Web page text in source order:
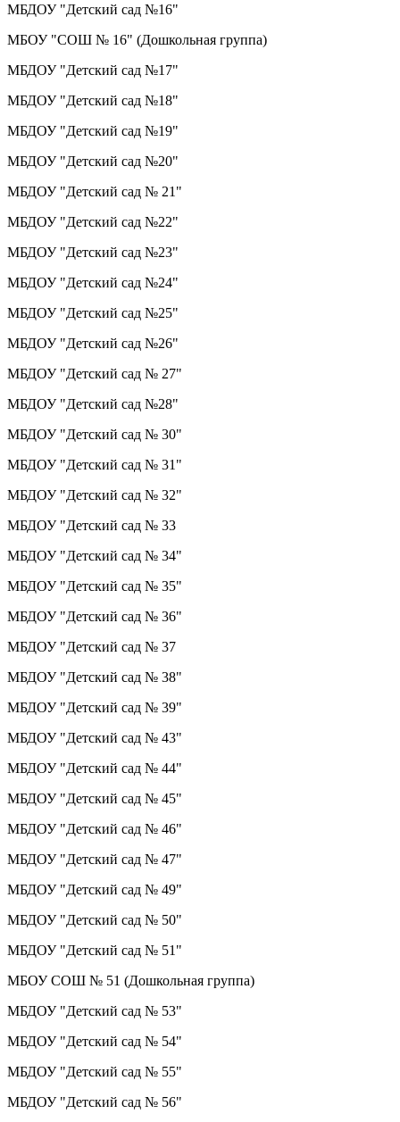
МБДОУ "Детский сад №16"
МБОУ "СОШ № 16" (Дошкольная группа)
МБДОУ "Детский сад №17"
МБДОУ "Детский сад №18"
МБДОУ "Детский сад №19"
МБДОУ "Детский сад №20"
МБДОУ "Детский сад № 21"
МБДОУ "Детский сад №22"
МБДОУ "Детский сад №23"
МБДОУ "Детский сад №24"
МБДОУ "Детский сад №25"
МБДОУ "Детский сад №26"
МБДОУ "Детский сад № 27"
МБДОУ "Детский сад №28"
МБДОУ "Детский сад № 30"
МБДОУ "Детский сад № 31"
МБДОУ "Детский сад № 32"
МБДОУ "Детский сад № 33
МБДОУ "Детский сад № 34"
МБДОУ "Детский сад № 35"
МБДОУ "Детский сад № 36"
МБДОУ "Детский сад № 37
МБДОУ "Детский сад № 38"
МБДОУ "Детский сад № 39"
МБДОУ "Детский сад № 43"
МБДОУ "Детский сад № 44"
МБДОУ "Детский сад № 45"
МБДОУ "Детский сад № 46"
МБДОУ "Детский сад № 47"
МБДОУ "Детский сад № 49"
МБДОУ "Детский сад № 50"
МБДОУ "Детский сад № 51"
МБОУ СОШ № 51 (Дошкольная группа)
МБДОУ "Детский сад № 53"
МБДОУ "Детский сад № 54"
МБДОУ "Детский сад № 55"
МБДОУ "Детский сад № 56"